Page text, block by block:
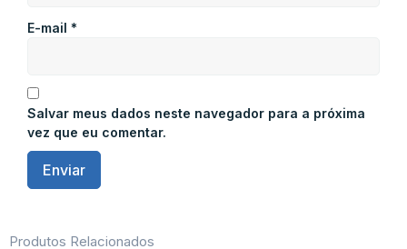
E-mail *
Salvar meus dados neste navegador para a próxima
vez que eu comentar.
Produtos Relacionados